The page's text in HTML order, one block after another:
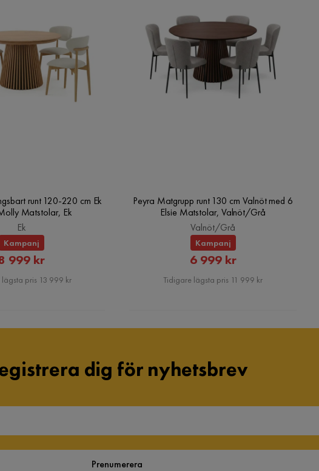
runt 120-220 cm Ek
Matstolar, Ek
Ek
Kampanj
Rabatterat
Pris
999 kr
pris 13 999 kr
Peyra Matgrupp runt 130 cm Valnöt med 6
Elsie Matstolar, Valnöt/Grå
Valnöt/Grå
Kampanj
Rabatterat
Pris
6 999 kr
Tidigare lägsta pris 11 999 kr
dig för nyhetsbrev
Prenumerera